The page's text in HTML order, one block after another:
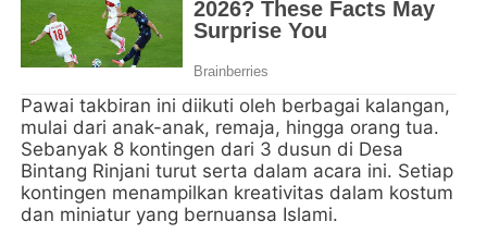
Pawai takbiran ini diikuti oleh berbagai kalangan,
mulai dari anak-anak, remaja, hingga orang tua.
Sebanyak 8 kontingen dari 3 dusun di Desa
Bintang Rinjani turut serta dalam acara ini. Setiap
kontingen menampilkan kreativitas dalam kostum
dan miniatur yang bernuansa Islami.